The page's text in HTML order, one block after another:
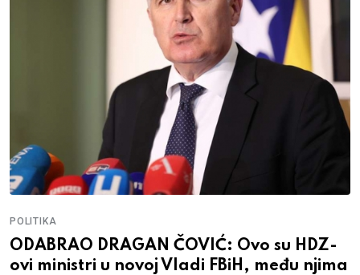
POLITIKA
ODABRAO DRAGAN ČOVIĆ: Ovo su HDZ-
ovi ministri u novoj Vladi FBiH, među njima